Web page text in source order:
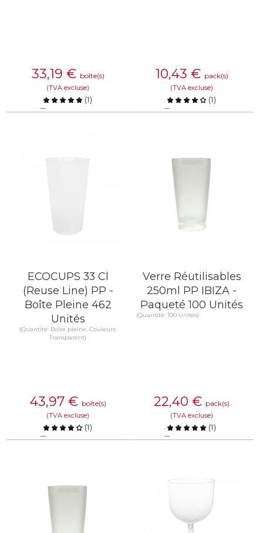
33,19 € boîte(s)
(TVA excluse)
(1)
Comparer
10,43 € pack(s)
(TVA excluse)
(1)
Comparer
ECOCUPS 33 Cl
(Reuse Line) PP -
Boîte Pleine 462
Unités
(Quantité: Boîte pleine, Couleurs:
Transparent)
43,97 € boîte(s)
(TVA excluse)
(1)
Comparer
Verre Réutilisables
250ml PP IBIZA -
Paqueté 100 Unités
(Quantité: 100 Unités)
22,40 € pack(s)
(TVA excluse)
(1)
Comparer